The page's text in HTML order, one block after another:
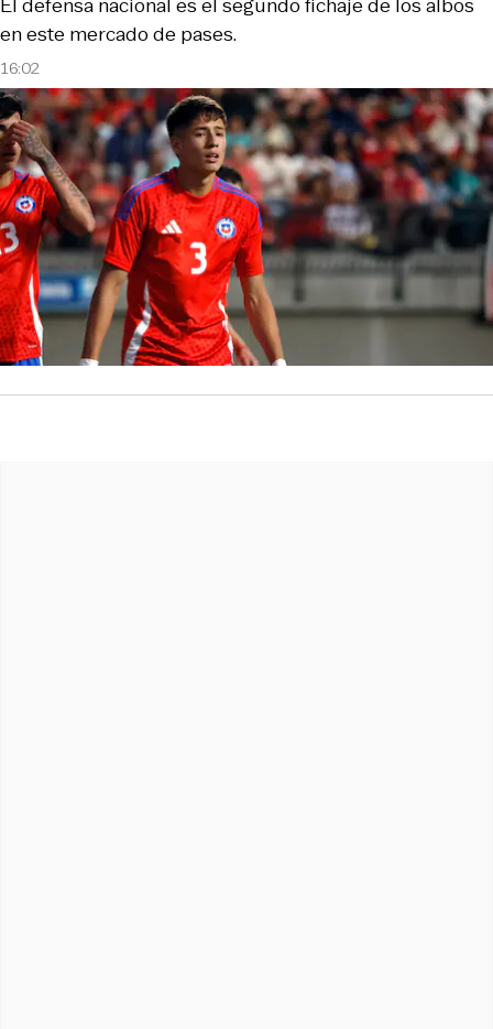
16:02
El defensa nacional es el segundo fichaje de los albos
en este mercado de pases.